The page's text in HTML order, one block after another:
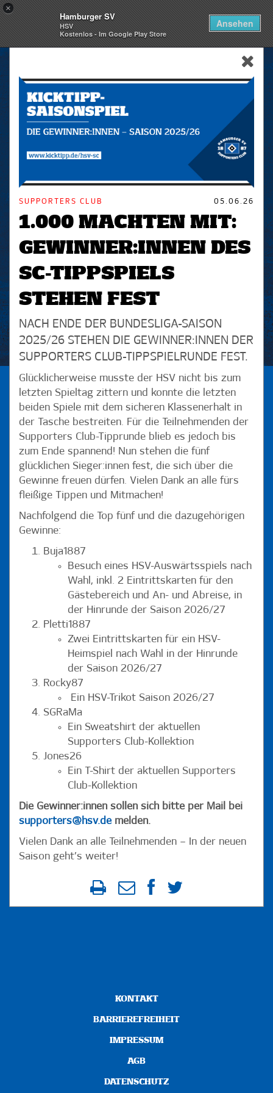
×
Hamburger SV
HSV
Kostenlos - Im Google Play Store
Ansehen
skip_navigation
SUPPORTERS CLUB 05.06.26
1.000 MACHTEN MIT:
GEWINNER:INNEN DES
SC-TIPPSPIELS
STEHEN FEST
NACH ENDE DER BUNDESLIGA-SAISON
2025/26 STEHEN DIE GEWINNER:INNEN DER
SUPPORTERS CLUB-TIPPSPIELRUNDE FEST.
Glücklicherweise musste der HSV nicht bis zum
letzten Spieltag zittern und konnte die letzten
beiden Spiele mit dem sicheren Klassenerhalt in
der Tasche bestreiten. Für die Teilnehmenden der
Supporters Club-Tipprunde blieb es jedoch bis
zum Ende spannend! Nun stehen die fünf
glücklichen Sieger:innen fest, die sich über die
Gewinne freuen dürfen. Vielen Dank an alle fürs
fleißige Tippen und Mitmachen!
Nachfolgend die Top fünf und die dazugehörigen
Gewinne:
Buja1887
Besuch eines HSV-Auswärtsspiels nach
Wahl, inkl. 2 Eintrittskarten für den
Gästebereich und An- und Abreise, in
der Hinrunde der Saison 2026/27
Pletti1887
Zwei Eintrittskarten für ein HSV-
Heimspiel nach Wahl in der Hinrunde
der Saison 2026/27
Rocky87
Ein HSV-Trikot Saison 2026/27
SGRaMa
Ein Sweatshirt der aktuellen
Supporters Club-Kollektion
Jones26
Ein T-Shirt der aktuellen Supporters
Club-Kollektion
Die Gewinner:innen sollen sich bitte per Mail bei
supporters@hsv.de melden.
Vielen Dank an alle Teilnehmenden – In der neuen
Saison geht’s weiter!
KONTAKT
BARRIEREFREIHEIT
IMPRESSUM
AGB
DATENSCHUTZ